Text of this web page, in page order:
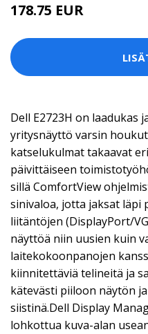
178.75 EUR
Dell E2723H on laadukas
yritysnäyttö varsin
katselukulmat takaavat
päivittäiseen
sillä ComfortView
sinivaloa, jotta jaksat läpi
liitäntöjen (DisplayPort/
näyttöä niin uusien kuin
laitekokoonpanojen
kiinnitettäviä telineitä ja
kätevästi piiloon näytön
siistinä.Dell Display
lohkottua kuva-alan